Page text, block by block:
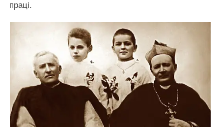
праці.